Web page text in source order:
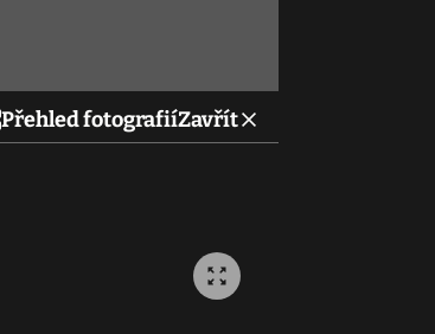
Přehled fotografiíZavřít